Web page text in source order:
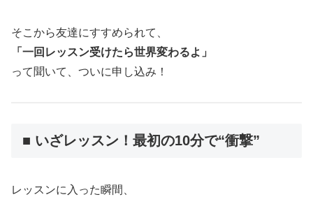
そこから友達にすすめられて、
「一回レッスン受けたら世界変わるよ」
って聞いて、ついに申し込み！
■ いざレッスン！最初の10分で“衝撃”
レッスンに入った瞬間、